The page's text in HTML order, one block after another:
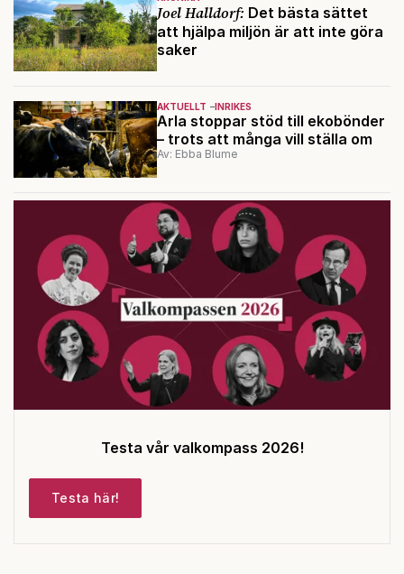
Joel Halldorf: Det bästa sättet
att hjälpa miljön är att inte göra
saker
AKTUELLT INRIKES
Arla stoppar stöd till ekobönder
– trots att många vill ställa om
Av: Ebba Blume
Testa vår valkompass 2026!
Testa här!